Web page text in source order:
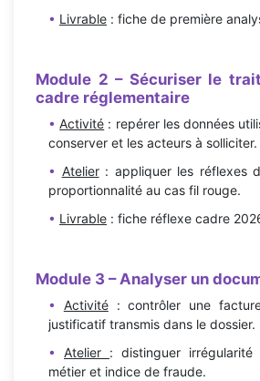
Livrable : fiche de première
Module 2 – Sécuriser le
cadre réglementaire
Activité : repérer les données
conserver et les acteurs à solliciter.
Atelier: appliquer les réflexes
proportionnalité au cas fil rouge.
Livrable : fiche réflexe cadre
Module 3 – Analyser un
Activité: contrôler une
justificatif transmis dans le dossier.
Atelier : distinguer irrégularité
métier et indice de fraude.